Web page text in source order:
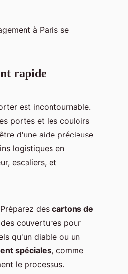
à Paris se
rapide
est incontournable.
portes et les couloirs
d'une aide précieuse
logistiques en
escaliers, et
des cartons de
couvertures pour
qu'un diable ou un
spéciales, comme
le processus.